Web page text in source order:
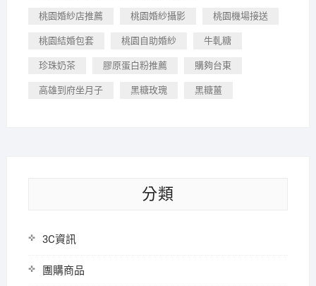
桃園婚紗店推薦 桃園婚紗攝影 桃園機場接送
桃園結婚包套 桃園自助婚紗 牛軋糖
珍珠奶茶 膠原蛋白粉推薦 購夠台東
高雄到府坐月子 黑糖玫瑰 黑糖薑
分類
3C資訊
團購商品